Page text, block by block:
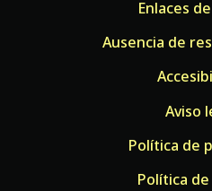
Enlaces
Ausencia de
Aviso
Política de
Política